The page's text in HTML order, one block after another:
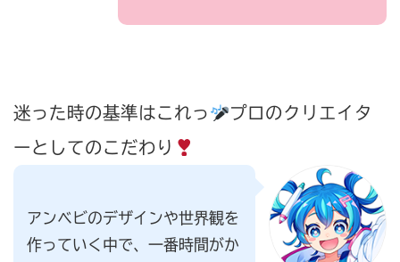
迷った時の基準はこれっ プロのクリエイタ
ーとしてのこだわり
アンベビのデザインや世界観を
作っていく中で、一番時間がか